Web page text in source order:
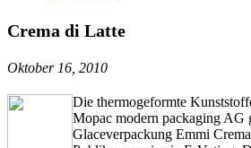
Crema di Latte
Oktober 16, 2010
Die thermogeformte
Mopac modern packaging AG
Glaceverpackung Emmi